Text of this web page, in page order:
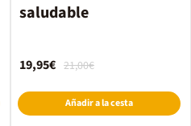
saludable
21,00€
19,95€
Añadir a la cesta